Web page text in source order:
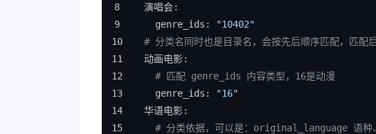
  演唱会:
    genre_ids:
"10402"
# 分类名同时也是目录名，会按先后顺序匹配，匹配
  动画电影:
# 匹配 genre_ids 内容类型，16是动漫
    genre_ids:
"16"
  华语电影:
# 分类依据，可以是：original_language 语